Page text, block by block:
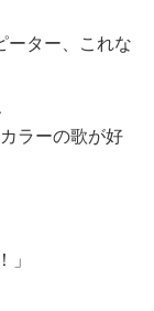
ーター、これな
ラーの歌が好
」